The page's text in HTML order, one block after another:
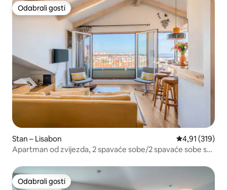
Odabrali gosti
Odabrali gosti
Stan – Lisabon Prosječna
4,91 (319)
Apartman od zvijezda, 2 spavaće sobe/2 spavaće sobe s
Odabrali gosti
Odabrali gosti